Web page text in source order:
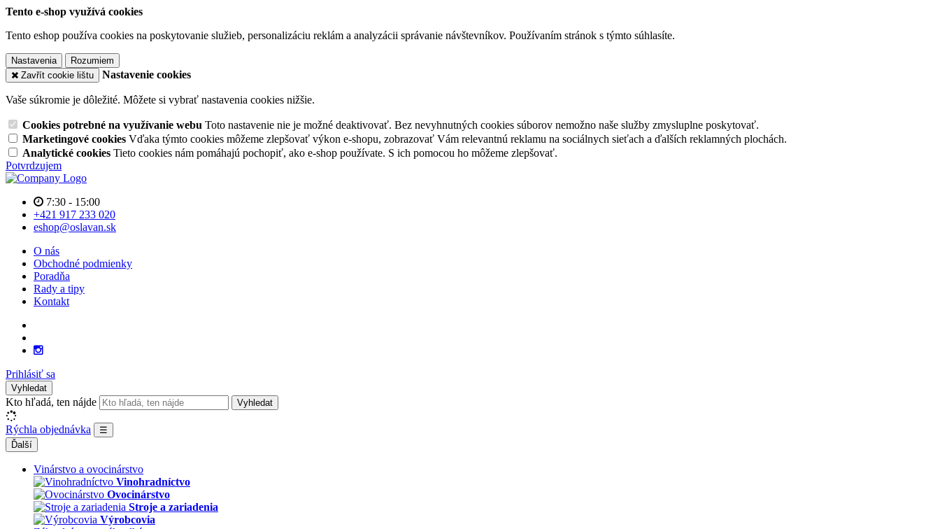
Tento e-shop využívá cookies
Tento eshop používa cookies na poskytovanie služieb, personalizáciu reklám a analyzácii správanie návštevníkov. Používaním stránok s týmto súhlasíte.
Nastavenia
Rozumiem
Zavřít cookie lištu
Nastavenie cookies
Vaše súkromie je dôležité. Môžete si vybrať nastavenia cookies nižšie.
Cookies potrebné na využívanie webu Toto nastavenie nie je možné deaktivovať. Bez nevyhnutných cookies súborov nemožno naše služby zmysluplne poskytovať.
Marketingové cookies Vďaka týmto cookies môžeme zlepšovať výkon e-shopu, zobrazovať Vám relevantnú reklamu na sociálnych sieťach a ďalších reklamných plochách.
Analytické cookies Tieto cookies nám pomáhajú pochopiť, ako e-shop používate. S ich pomocou ho môžeme zlepšovať.
Potvrdzujem
7:30 - 15:00
+421 917 233 020
eshop@oslavan.sk
O nás
Obchodné podmienky
Poradňa
Rady a tipy
Kontakt
Prihlásiť sa
Vyhledat
Kto hľadá, ten nájde Vyhledat
Rýchla objednávka
☰
Ďalší
Vinárstvo a ovocinárstvo
Vinohradníctvo
Ovocinárstvo
Stroje a zariadenia
Výrobcovia